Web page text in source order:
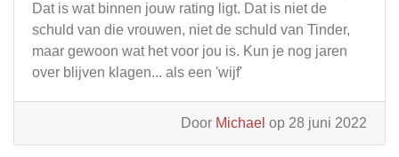
Dat is wat binnen jouw rating ligt. Dat is niet de
schuld van die vrouwen, niet de schuld van Tinder,
maar gewoon wat het voor jou is. Kun je nog jaren
over blijven klagen... als een 'wijf'
Door Michael op 28 juni 2022